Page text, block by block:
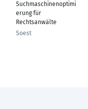
Suchmaschinenoptimi
erung für
Rechtsanwälte
Soest